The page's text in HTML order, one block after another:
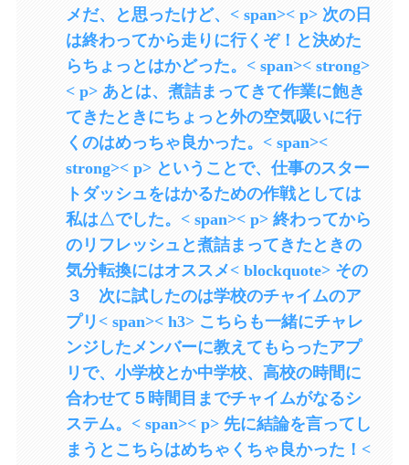
メだ、と思ったけど、< span>< p> 次の日
は終わってから走りに行くぞ！と決めた
らちょっとはかどった。< span>< strong>
< p> あとは、煮詰まってきて作業に飽き
てきたときにちょっと外の空気吸いに行
くのはめっちゃ良かった。< span><
strong>< p> ということで、仕事のスター
トダッシュをはかるための作戦としては
私は△でした。< span>< p> 終わってから
のリフレッシュと煮詰まってきたときの
気分転換にはオススメ< blockquote> その
３ 次に試したのは学校のチャイムのア
プリ< span>< h3> こちらも一緒にチャレ
ンジしたメンバーに教えてもらったアプ
リで、小学校とか中学校、高校の時間に
合わせて５時間目までチャイムがなるシ
ステム。< span>< p> 先に結論を言ってし
まうとこちらはめちゃくちゃ良かった！<